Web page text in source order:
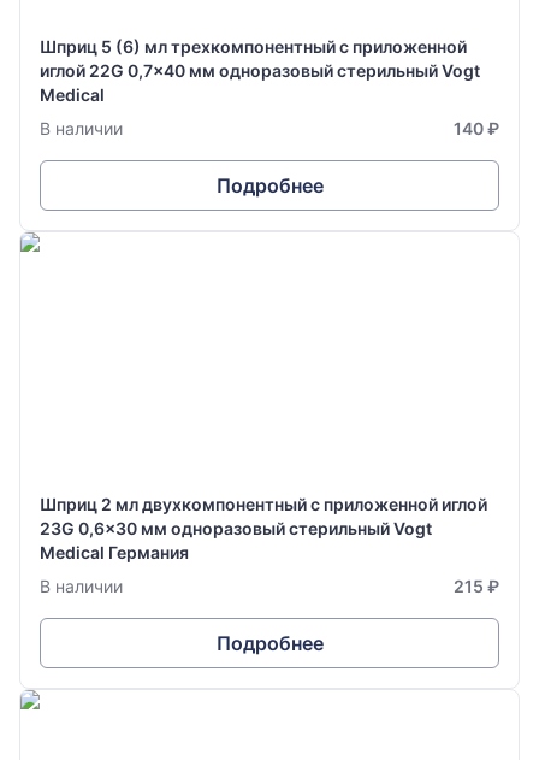
Шприц 5 (6) мл трехкомпонентный с приложенной
иглой 22G 0,7x40 мм одноразовый стерильный Vogt
Medical
В наличии
140 ₽
Подробнее
Шприц 2 мл двухкомпонентный с приложенной иглой
23G 0,6x30 мм одноразовый стерильный Vogt
Medical Германия
В наличии
215 ₽
Подробнее